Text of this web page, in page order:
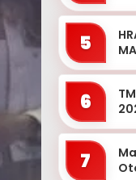
5
6
7